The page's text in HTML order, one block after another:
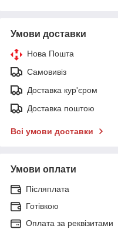
Умови доставки
Нова Пошта
Самовивіз
Доставка кур'єром
Доставка поштою
Всі умови доставки
Умови оплати
Післяплата
Готівкою
Оплата за реквізитами